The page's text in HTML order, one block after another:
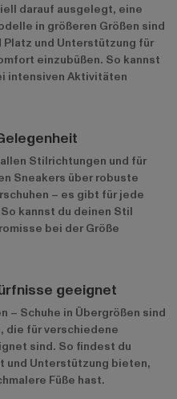
darauf ausgelegt, eine
in größeren Größen sind
und Unterstützung für
einzubüßen. So kannst
intensiven Aktivitäten
Stilrichtungen und für
Sneakers über robuste
– es gibt für jede
kannst du deinen Stil
bei der Größe
geeignet
– Schuhe in Übergrößen sind
die für verschiedene
sind. So findest du
und Unterstützung bieten,
Füße hast.